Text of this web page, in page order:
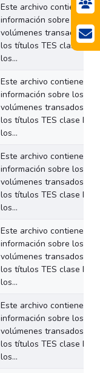
Este archivo contiene
información sobre los
volúmenes transados de
los títulos TES clase B en
los...
Este archivo contiene
información sobre los
volúmenes transados de
los títulos TES clase B en
los...
Este archivo contiene
información sobre los
volúmenes transados de
los títulos TES clase B en
los...
Este archivo contiene
información sobre los
volúmenes transados de
los títulos TES clase B en
los...
Este archivo contiene
información sobre los
volúmenes transados de
los títulos TES clase B en
los...